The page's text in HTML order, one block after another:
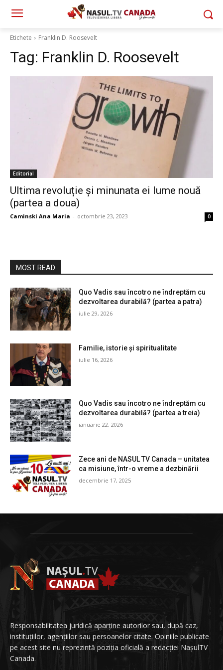
Etichete Franklin D. Roosevelt
Tag: Franklin D. Roosevelt
Editorial
Ultima revoluție și minunata ei lume nouă
(partea a doua)
Caminski Ana Maria - octombrie 23, 2023 0
MOST READ
Quo Vadis sau încotro ne îndreptăm cu
dezvoltarea durabilă? (partea a patra)
iulie 29, 2026
Familie, istorie și spiritualitate
iulie 16, 2026
Quo Vadis sau încotro ne îndreptăm cu
dezvoltarea durabilă? (partea a treia)
ianuarie 22, 2026
Zece ani de NASUL TV Canada – unitatea
ca misiune, într-o vreme a dezbinării
decembrie 17, 2025
Responsabilitatea juridică aparține autorilor sau, după caz,
instituțiilor, agențiilor sau persoanelor citate. Opiniile publicate
pe acest site nu reprezintă poziția oficială a redacției NașulTV
Canada.